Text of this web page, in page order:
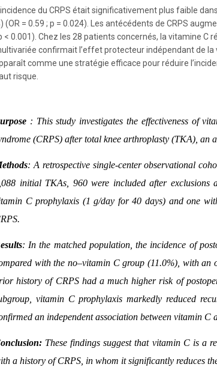
du CRPS était significativement plus faible
(OR = 0.59 ; p = 0.024). Les antécédents de CRPS
< 0.001). Chez les 28 patients concernés, la vitamine C
confirmait l’effet protecteur indépendant de la
comme une stratégie efficace pour réduire
risque.
: This study investigates the effectiveness of
(CRPS) after total knee arthroplasty (TKA), an
: A retrospective single-center observational
initial TKAs, 960 were included after
C prophylaxis (1 g/day for 40 days) and one
: In the matched population, the incidence of
with the no–vitamin C group (11.0%), with
history of CRPS had a much higher risk of
vitamin C prophylaxis markedly reduced
an independent association between vitamin
These findings suggest that vitamin C is a
a history of CRPS, in whom it significantly reduces